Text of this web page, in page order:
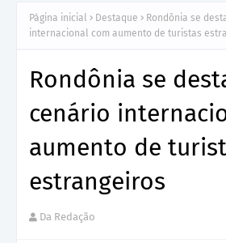
equipamentos em solenidade com
Página inicial Destaque
Rondônia se
internacional com aumento de turistas
Rondônia se
cenário
aumento de
estrangeiros
Da Redação